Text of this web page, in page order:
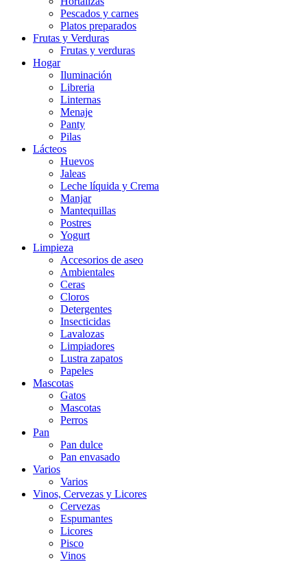
Pescados y carnes
Platos preparados
Frutas y Verduras
Frutas y verduras
Hogar
Iluminación
Libreria
Linternas
Menaje
Panty
Pilas
Lácteos
Huevos
Jaleas
Leche líquida y Crema
Manjar
Mantequillas
Postres
Yogurt
Limpieza
Accesorios de aseo
Ambientales
Ceras
Cloros
Detergentes
Insecticidas
Lavalozas
Limpiadores
Lustra zapatos
Papeles
Mascotas
Gatos
Mascotas
Perros
Pan
Pan dulce
Pan envasado
Varios
Varios
Vinos, Cervezas y Licores
Cervezas
Espumantes
Licores
Pisco
Vinos